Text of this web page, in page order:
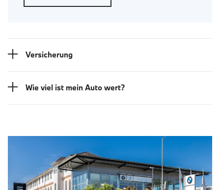
Versicherung
Wie viel ist mein Auto wert?